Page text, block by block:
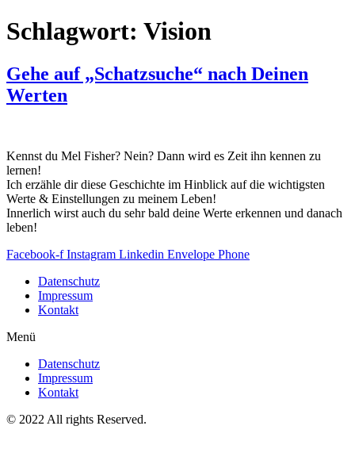
Schlagwort: Vision
Gehe auf „Schatzsuche“ nach Deinen
Werten
Kennst du Mel Fisher? Nein? Dann wird es Zeit ihn kennen zu
lernen!
Ich erzähle dir diese Geschichte im Hinblick auf die wichtigsten
Werte & Einstellungen zu meinem Leben!
Innerlich wirst auch du sehr bald deine Werte erkennen und danach
leben!
Facebook-f Instagram Linkedin Envelope Phone
Datenschutz
Impressum
Kontakt
Menü
Datenschutz
Impressum
Kontakt
© 2022 All rights Reserved.